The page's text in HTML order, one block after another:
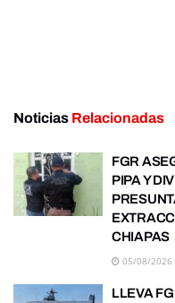
Noticias Relacionadas
FGR
PIPA Y
CHIAPAS
05/08/2026
LLEVA